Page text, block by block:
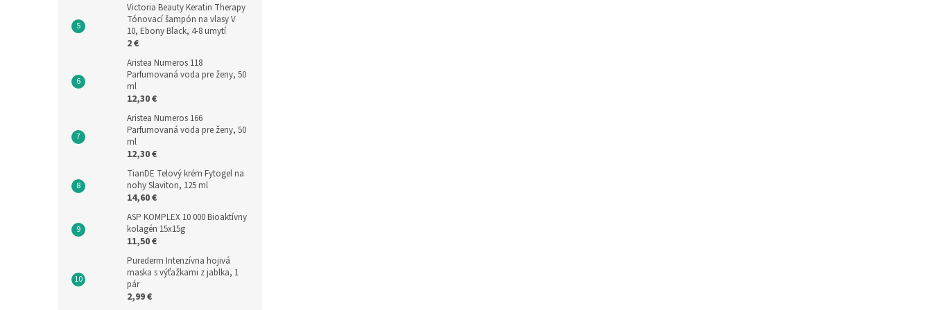
Victoria Beauty Keratin Therapy
Tónovací šampón na vlasy V
10, Ebony Black, 4-8 umytí
2 €
Aristea Numeros 118
Parfumovaná voda pre ženy, 50
ml
12,30 €
Aristea Numeros 166
Parfumovaná voda pre ženy, 50
ml
12,30 €
TianDE Telový krém Fytogel na
nohy Slaviton, 125 ml
14,60 €
ASP KOMPLEX 10 000 Bioaktívny
kolagén 15x15g
11,50 €
Purederm Intenzívna hojivá
maska s výťažkami z jablka, 1
pár
2,99 €